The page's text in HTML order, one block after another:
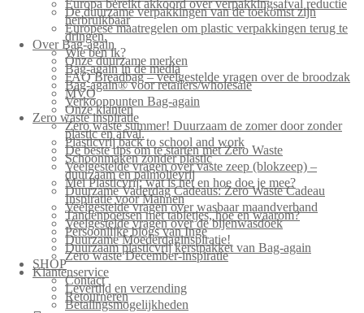
Europa bereikt akkoord over verpakkingsafval reductie
De duurzame verpakkingen van de toekomst zijn
herbruikbaar
Europese maatregelen om plastic verpakkingen terug te
dringen.
Over Bag-again
Wie ben ik?
Onze duurzame merken
Bag-again in de media
FAQ Breadbag – veelgestelde vragen over de broodzak
Bag-again® voor retailers/wholesale
MVO
Verkooppunten Bag-again
Onze klanten
Zero waste inspiratie
Zero waste summer! Duurzaam de zomer door zonder
plastic en afval.
Plasticvrij back to school and work
De beste tips om te starten met Zero Waste
Schoonmaken zonder plastic
Veelgestelde vragen over vaste zeep (blokzeep) –
duurzaam en palmolievrij
Mei Plasticvrij: wat is het en hoe doe je mee?
Duurzame Vaderdag Cadeaus: Zero Waste Cadeau
Inspiratie voor Mannen
Veelgestelde vragen over wasbaar maandverband
Tandenpoetsen met tabletjes, hoe en waarom?
Veelgestelde vragen over de bijenwasdoek
Persoonlijke blogs van Inge
Duurzame Moederdaginspiratie!
Duurzaam plasticvrij kerstpakket van Bag-again
Zero waste December-inspiratie
SHOP
Klantenservice
Contact
Levertijd en verzending
Retourneren
Betalingsmogelijkheden